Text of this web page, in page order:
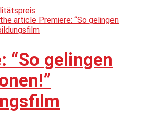
“So gelingen